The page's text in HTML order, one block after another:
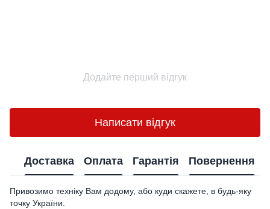
Додайте перший відгук
Написати відгук
Доставка Оплата Гарантія Повернення
Привозимо техніку Вам додому, або куди скажете, в будь-яку
точку України.